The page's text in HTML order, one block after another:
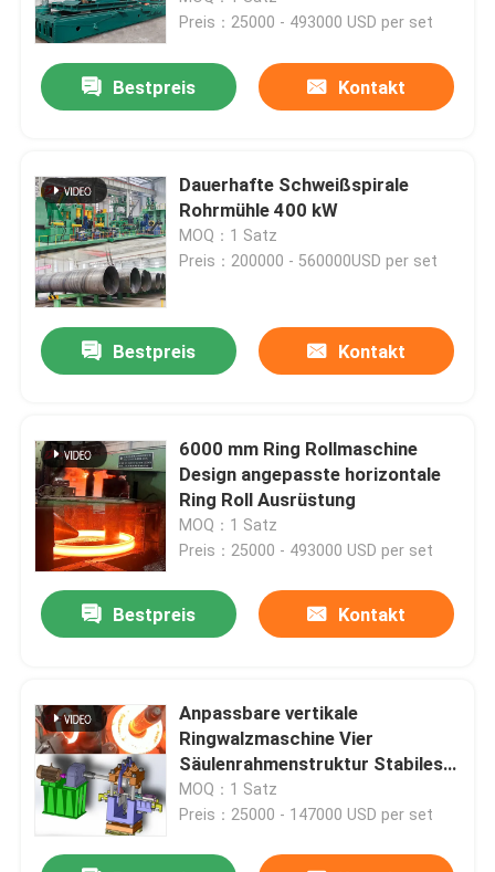
Preis：25000 - 493000 USD per set
Bestpreis Kontakt
Dauerhafte Schweißspirale
Rohrmühle 400 kW
MOQ：1 Satz
Preis：200000 - 560000USD per set
Bestpreis Kontakt
6000 mm Ring Rollmaschine
Design angepasste horizontale
Ring Roll Ausrüstung
MOQ：1 Satz
Preis：25000 - 493000 USD per set
Bestpreis Kontakt
Anpassbare vertikale
Ringwalzmaschine Vier
Säulenrahmenstruktur Stabiles
Walzen
MOQ：1 Satz
Preis：25000 - 147000 USD per set